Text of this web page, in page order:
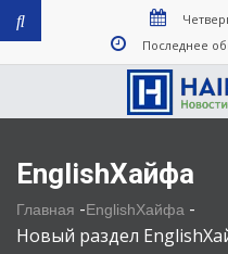
Последнее
EnglishХайфа
Главная -EnglishХайфа -
Новый раздел